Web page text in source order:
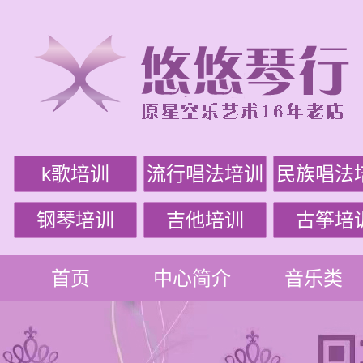
k歌培训 流行唱法培训 民族唱法
钢琴培训 吉他培训 古筝培
首页 中心简介 音乐类